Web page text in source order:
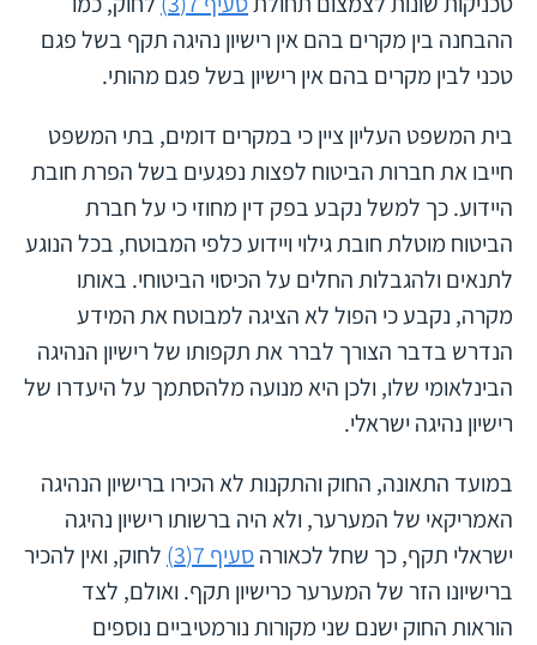
ההבחנה בין מקרים בהם אין רישיון נהיגה תקף בשל פגם
טכני לבין מקרים בהם אין רישיון בשל פגם מהותי.
בית המשפט העליון ציין כי במקרים דומים, בתי המשפט
חייבו את חברות הביטוח לפצות נפגעים בשל הפרת חובת
היידוע. כך למשל נקבע בפק דין מחוזי כי על חברת
הביטוח מוטלת חובת גילוי ויידוע כלפי המבוטח, בכל הנוגע
לתנאים ולהגבלות החלים על הכיסוי הביטוחי. באותו
מקרה, נקבע כי הפול לא הציגה למבוטח את המידע
הנדרש בדבר הצורך לברר את תקפותו של רישיון הנהיגה
הבינלאומי שלו, ולכן היא מנועה מלהסתמך על היעדרו של
רישיון נהיגה ישראלי.
במועד התאונה, החוק והתקנות לא הכירו ברישיון הנהיגה
האמריקאי של המערער, ולא היה ברשותו רישיון נהיגה
ישראלי תקף, כך שחל לכאורהסעיף 7(3)
לחוק, ואין להכיר
ברישיונו הזר של המערער כרישיון תקף. ואולם, לצד
הוראות החוק ישנם שני מקורות נורמטיביים נוספים